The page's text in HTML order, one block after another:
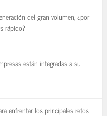
del gran volumen, ¿por
rápido?
están integradas a su
enfrentar los principales retos